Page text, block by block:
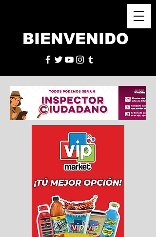
BIENVENIDO